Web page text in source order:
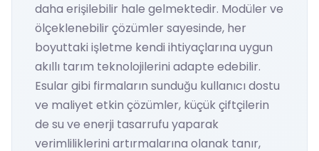
daha erişilebilir hale gelmektedir. Modüler ve
ölçeklenebilir çözümler sayesinde, her
boyuttaki işletme kendi ihtiyaçlarına uygun
akıllı tarım teknolojilerini adapte edebilir.
Esular gibi firmaların sunduğu kullanıcı dostu
ve maliyet etkin çözümler, küçük çiftçilerin
de su ve enerji tasarrufu yaparak
verimliliklerini artırmalarına olanak tanır,